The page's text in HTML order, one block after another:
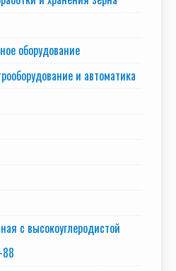
оборудование
и автоматика
с высокоуглеродистой